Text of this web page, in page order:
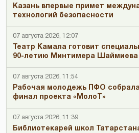
Казань впервые примет
технологий безопасности
07 августа 2026, 12:07
Театр Камала готовит
90-летию Минтимера Шаймиева
07 августа 2026, 11:54
Рабочая молодежь ПФО
финал проекта «МолоТ»
07 августа 2026, 11:39
Библиотекарей школ